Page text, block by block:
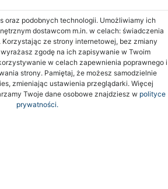
oraz podobnych technologii. Umożliwiamy ich
dostawcom m.in. w celach: świadczenia
Korzystając ze strony internetowej, bez zmiany
zgodę na ich zapisywanie w Twoim
w celach zapewnienia poprawnego i
strony. Pamiętaj, że możesz samodzielnie
zmieniając ustawienia przeglądarki. Więcej
Twoje dane osobowe znajdziesz w polityce
prywatności.